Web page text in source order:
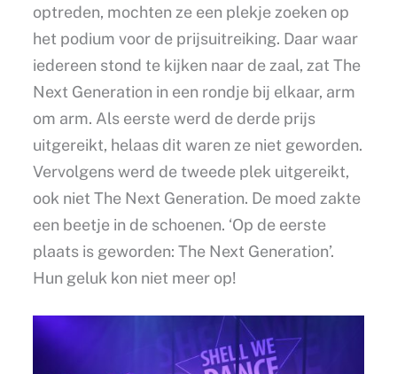
optreden, mochten ze een plekje zoeken op
het podium voor de prijsuitreiking. Daar waar
iedereen stond te kijken naar de zaal, zat The
Next Generation in een rondje bij elkaar, arm
om arm. Als eerste werd de derde prijs
uitgereikt, helaas dit waren ze niet geworden.
Vervolgens werd de tweede plek uitgereikt,
ook niet The Next Generation. De moed zakte
een beetje in de schoenen. ‘Op de eerste
plaats is geworden: The Next Generation’.
Hun geluk kon niet meer op!